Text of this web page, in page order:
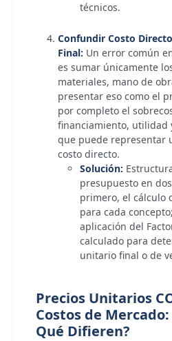
técnicos.
Confundir Costo
Final: Un error común
es sumar únicamente
materiales, mano de
presentar eso como el
por completo el
financiamiento, utilidad
que puede representar
costo directo.
Solución:
presupuesto en
primero, el cálculo
para cada
aplicación del
calculado para
unitario final o de
Precios Unitarios
Costos de
Qué Difieren?